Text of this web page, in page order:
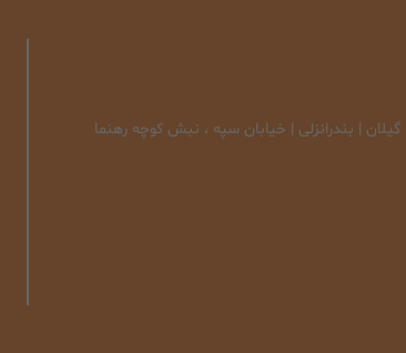
گیلان | بندرانزلی | خیابان سپه ، نبش کوچه رهنما